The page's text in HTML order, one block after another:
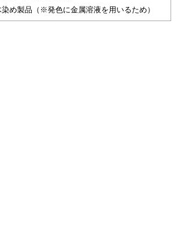
染め製品（※発色に金属溶液を用いるため）